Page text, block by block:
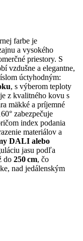
farbe je
a vysokého
priestory. S
vzdušne a elegantne,
úctyhodným:
, s výberom teploty
z kvalitného kovu s
mäkké a príjemné
zabezpečuje
index podania
materiálov a
DALI alebo
jasu podľa
do 250 cm, čo
nad jedálenským